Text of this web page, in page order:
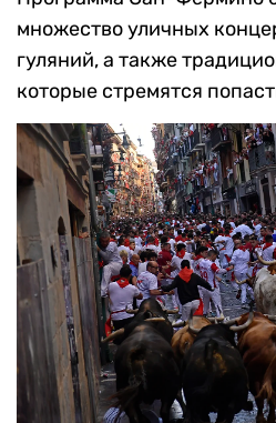
множество уличных
гуляний, а также
которые стремятся